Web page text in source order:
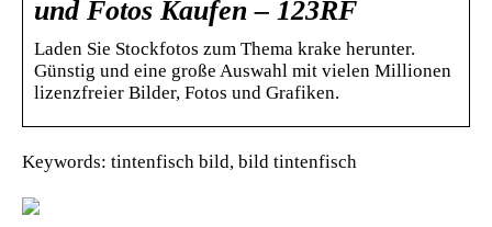
und Fotos Kaufen – 123RF
Laden Sie Stockfotos zum Thema krake herunter.
Günstig und eine große Auswahl mit vielen Millionen
lizenzfreier Bilder, Fotos und Grafiken.
Keywords: tintenfisch bild, bild tintenfisch